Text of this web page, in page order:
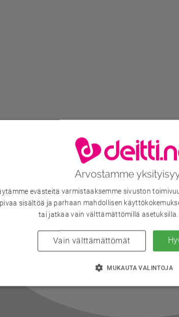
Arvostamme
evästeitä varmistaaksemme sivuston
sisältöä ja parhaan mahdollisen
tai jatkaa vain välttämättömillä asetuksilla.
Vain välttämättömät
MUKAUTA VALINTOJA